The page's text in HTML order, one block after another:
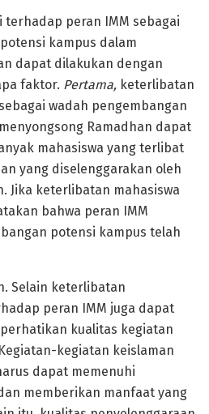
terhadap peran IMM sebagai
kampus dalam
dapat dilakukan dengan
faktor. Pertama, keterlibatan
wadah pengembangan
Ramadhan dapat
mahasiswa yang terlibat
yang diselenggarakan oleh
Jika keterlibatan mahasiswa
bahwa peran IMM
potensi kampus telah
Selain keterlibatan
peran IMM juga dapat
kualitas kegiatan
kegiatan keislaman
dapat memenuhi
memberikan manfaat yang